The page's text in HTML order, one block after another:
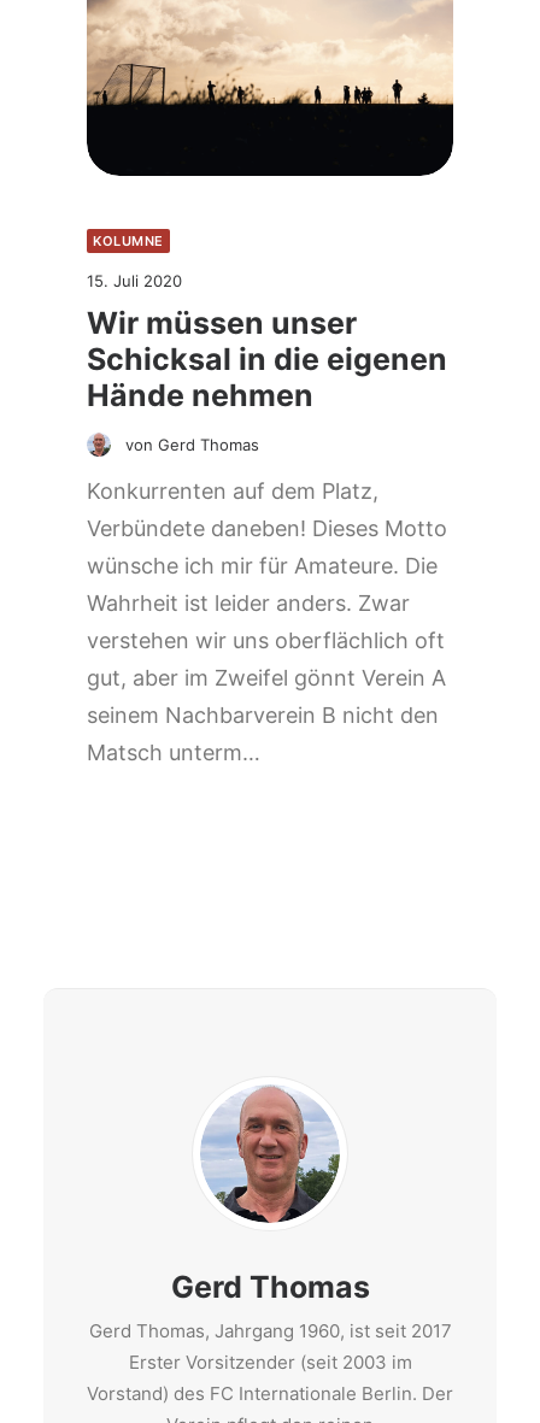
KOLUMNE
15. Juli 2020
Wir müssen unser
Schicksal in die eigenen
Hände nehmen
von Gerd Thomas
Konkurrenten auf dem Platz,
Verbündete daneben! Dieses Motto
wünsche ich mir für Amateure. Die
Wahrheit ist leider anders. Zwar
verstehen wir uns oberflächlich oft
gut, aber im Zweifel gönnt Verein A
seinem Nachbarverein B nicht den
Matsch unterm…
Gerd Thomas
Gerd Thomas, Jahrgang 1960, ist seit 2017
Erster Vorsitzender (seit 2003 im
Vorstand) des FC Internationale Berlin. Der